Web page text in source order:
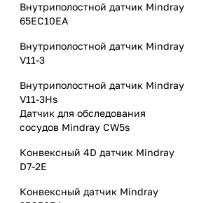
Внутриполостной датчик Mindray
65EC10EA
Внутриполостной датчик Mindray
V11-3
Внутриполостной датчик Mindray
V11-3Hs
Датчик для обследования
сосудов Mindray CW5s
Конвексный 4D датчик Mindray
D7-2E
Конвексный датчик Mindray